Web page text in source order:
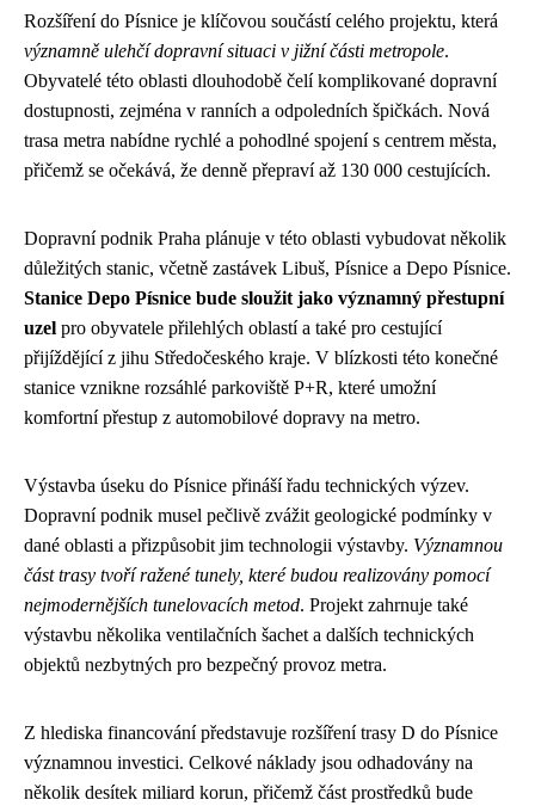
Rozšíření do Písnice je klíčovou součástí celého projektu, která
významně ulehčí dopravní situaci v jižní části metropole.
Obyvatelé této oblasti dlouhodobě čelí komplikované dopravní
dostupnosti, zejména v ranních a odpoledních špičkách. Nová
trasa metra nabídne rychlé a pohodlné spojení s centrem města,
přičemž se očekává, že denně přepraví až 130 000 cestujících.
Dopravní podnik Praha plánuje v této oblasti vybudovat několik
důležitých stanic, včetně zastávek Libuš, Písnice a Depo Písnice.
Stanice Depo Písnice bude sloužit jako významný přestupní
uzel pro obyvatele přilehlých oblastí a také pro cestující
přijíždějící z jihu Středočeského kraje. V blízkosti této konečné
stanice vznikne rozsáhlé parkoviště P+R, které umožní
komfortní přestup z automobilové dopravy na metro.
Výstavba úseku do Písnice přináší řadu technických výzev.
Dopravní podnik musel pečlivě zvážit geologické podmínky v
dané oblasti a přizpůsobit jim technologii výstavby. Významnou
část trasy tvoří ražené tunely, které budou realizovány pomocí
nejmodernějších tunelovacích metod. Projekt zahrnuje také
výstavbu několika ventilačních šachet a dalších technických
objektů nezbytných pro bezpečný provoz metra.
Z hlediska financování představuje rozšíření trasy D do Písnice
významnou investici. Celkové náklady jsou odhadovány na
několik desítek miliard korun, přičemž část prostředků bude